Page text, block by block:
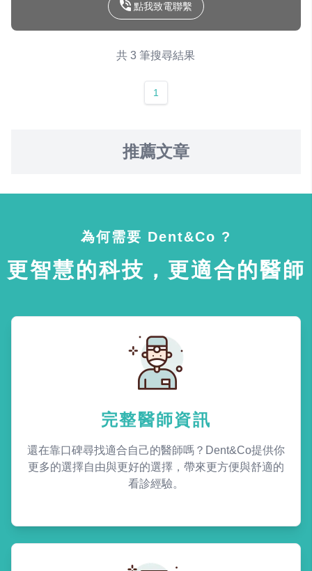
點我致電聯繫
共 3 筆搜尋結果
1
推薦文章
為何需要 Dent&Co ?
更智慧的科技，更適合的醫師
完整醫師資訊
還在靠口碑尋找適合自己的醫師嗎？Dent&Co提供你
更多的選擇自由與更好的選擇，帶來更方便與舒適的
看診經驗。